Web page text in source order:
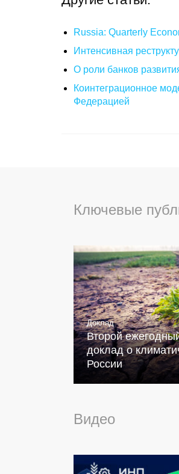
Russia: Quarterly
Интенсивная
О роли банков
Коинтеграционное
Федерацией
Ключевые
Доклад
Второй
доклад о
России
Видео